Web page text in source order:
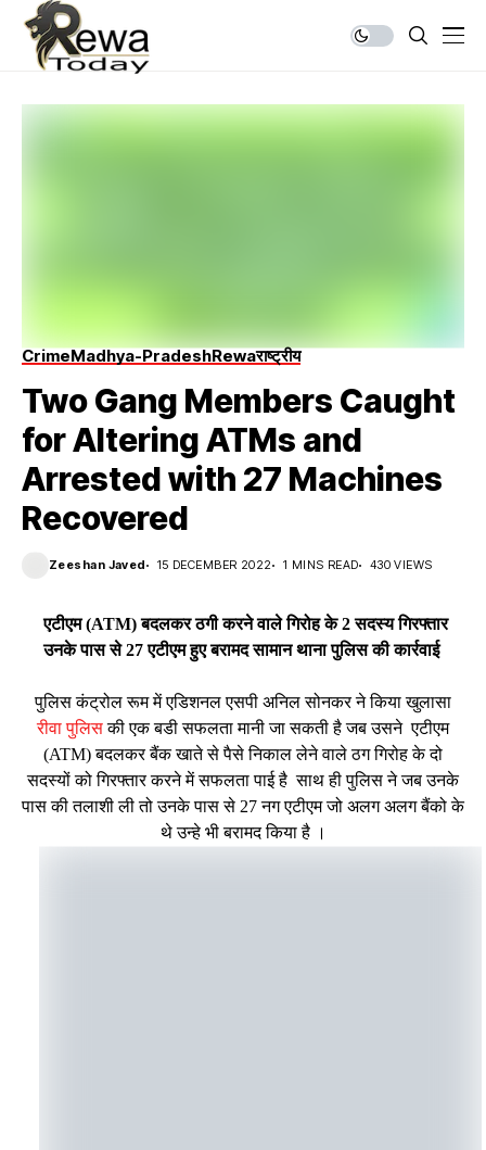
CrimeMadhya-PradeshRewaराष्ट्रीय
Two Gang Members Caught
for Altering ATMs and
Arrested with 27 Machines
Recovered
Zeeshan Javed 15 DECEMBER 2022 1 MINS READ 430 VIEWS
एटीएम (ATM) बदलकर ठगी करने वाले गिरोह के 2 सदस्य गिरफ्तार
उनके पास से 27 एटीएम हुए बरामद सामान थाना पुलिस की कार्रवाई
पुलिस कंट्रोल रूम में एडिशनल एसपी अनिल सोनकर ने किया खुलासा
रीवा पुलिसकी एक बडी सफलता मानी जा सकती है जब उसने एटीएम
(ATM) बदलकर बैंक खाते से पैसे निकाल लेने वाले ठग गिरोह के दो
सदस्यों को गिरफ्तार करने में सफलता पाई है साथ ही पुलिस ने जब उनके
पास की तलाशी ली तो उनके पास से 27 नग एटीएम जो अलग अलग बैंको के
थे उन्हे भी बरामद किया है ।